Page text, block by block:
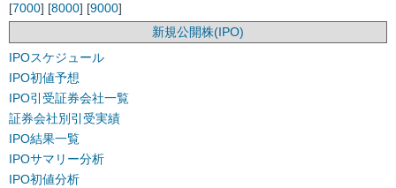
[7000] [8000] [9000]
新規公開株(IPO)
IPOスケジュール
IPO初値予想
IPO引受証券会社一覧
証券会社別引受実績
IPO結果一覧
IPOサマリー分析
IPO初値分析